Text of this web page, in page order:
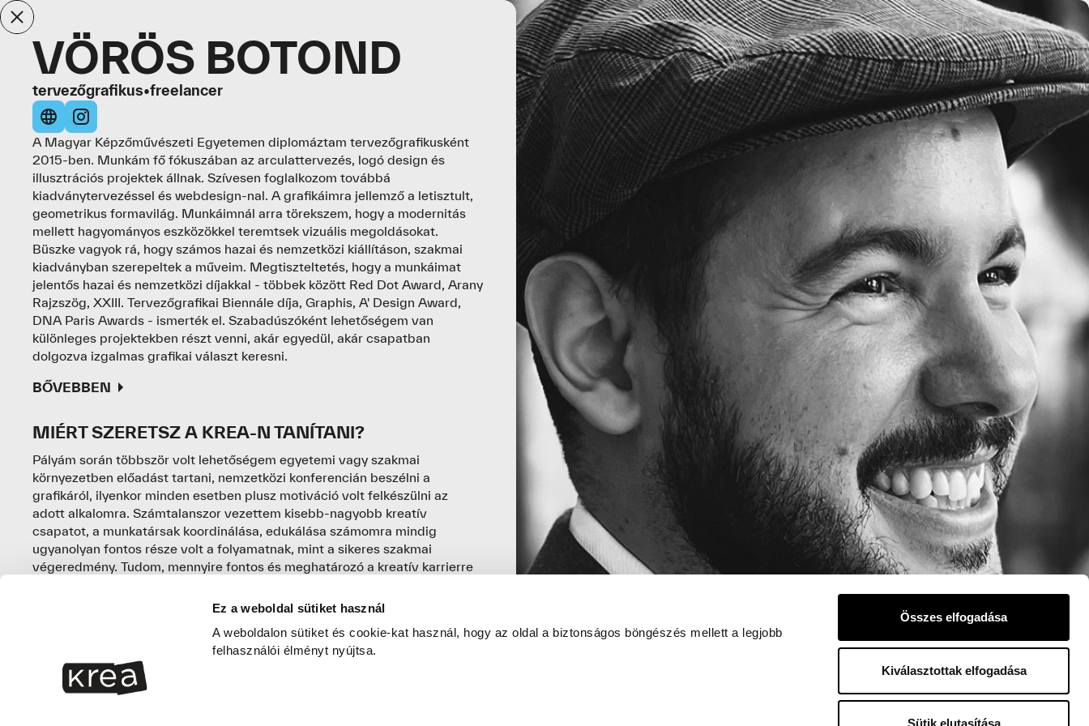
Ez a weboldal sütiket használ
A weboldalon sütiket és cookie-kat használ, hogy az oldal a biztonságos böngészés mellett a legjobb
felhasználói élményt nyújtsa.
Összes elfogadása
Kiválasztottak elfogadása
Sütik elutasítása
VÖRÖS BOTOND
tervezőgrafikus•freelancer
A Magyar Képzőművészeti Egyetemen diplomáztam tervezőgrafikusként
2015-ben. Munkám fő fókuszában az arculattervezés, logó design és
illusztrációs projektek állnak. Szívesen foglalkozom továbbá
kiadványtervezéssel és webdesign-nal. A grafikáimra jellemző a letisztult,
geometrikus formavilág. Munkáimnál arra törekszem, hogy a modernitás
mellett hagyományos eszközökkel teremtsek vizuális megoldásokat.
Büszke vagyok rá, hogy számos hazai és nemzetközi kiállításon, szakmai
kiadványban szerepeltek a műveim. Megtiszteltetés, hogy a munkáimat
jelentős hazai és nemzetközi díjakkal - többek között Red Dot Award, Arany
Rajzszög, XXIII. Tervezőgrafikai Biennále díja, Graphis, A' Design Award,
DNA Paris Awards - ismerték el. Szabadúszóként lehetőségem van
különleges projektekben részt venni, akár egyedül, akár csapatban
dolgozva izgalmas grafikai választ keresni.
BŐVEBBEN
MIÉRT SZERETSZ A KREA-N TANÍTANI?
Pályám során többször volt lehetőségem egyetemi vagy szakmai
környezetben előadást tartani, nemzetközi konferencián beszélni a
grafikáról, ilyenkor minden esetben plusz motiváció volt felkészülni az
adott alkalomra. Számtalanszor vezettem kisebb-nagyobb kreatív
csapatot, a munkatársak koordinálása, edukálása számomra mindig
ugyanolyan fontos része volt a folyamatnak, mint a sikeres szakmai
végeredmény. Tudom, mennyire fontos és meghatározó a kreatív karrierre
értékteremtés mellett szakmai közösség épül.
MI A TERVEZŐI HITVALLÁSOD? SZÁMODRA MI A
TERVEZÉS ESSZENCIÁJA?
Számomra a grafika tömegeket érintő vizuális megoldások egyéni